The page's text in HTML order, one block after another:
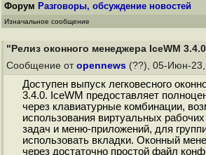
Форум Разговоры, обсуждение новостей
Изначальное сообщение
"Релиз оконного менеджера IceWM
Сообщение от opennews (??), 05-Июн-23,
Доступен выпуск легковесного
3.4.0. IceWM предоставляет
через клавиатурные комбинации,
использования виртуальных
задач и меню-приложений, для
использовать вкладки. Оконный
через достаточно простой файл